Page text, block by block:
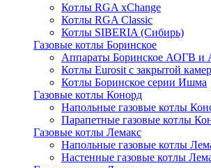
Котлы RGA xChange
Котлы RGA Classic
Котлы SIBERIA (Сибирь)
Газовые котлы Боринское
Аппараты Боринское АОГВ
Котлы Eurosit с закрытой
Котлы Боринское серии Ишма
Газовые котлы Конорд
Напольные газовые котлы
Парапетные газовые котлы
Газовые котлы Лемакс
Напольные газовые котлы
Настенные газовые котлы